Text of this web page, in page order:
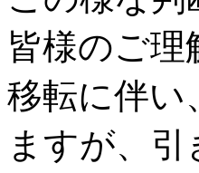
皆様のご
移転に伴い
ますが、